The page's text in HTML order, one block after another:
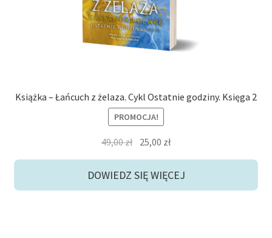
Książka – Łańcuch z żelaza. Cykl Ostatnie godziny. Księga 2
PROMOCJA!
49,00zł Pierwotna
wynosiła:
25,00 złAktualna
wynosi:
DOWIEDZ SIĘ WIĘCEJ